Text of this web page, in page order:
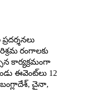
రంగాలకు
కార్యక్రమంగా
ఈవెంట్‌లు 12
చైనా,